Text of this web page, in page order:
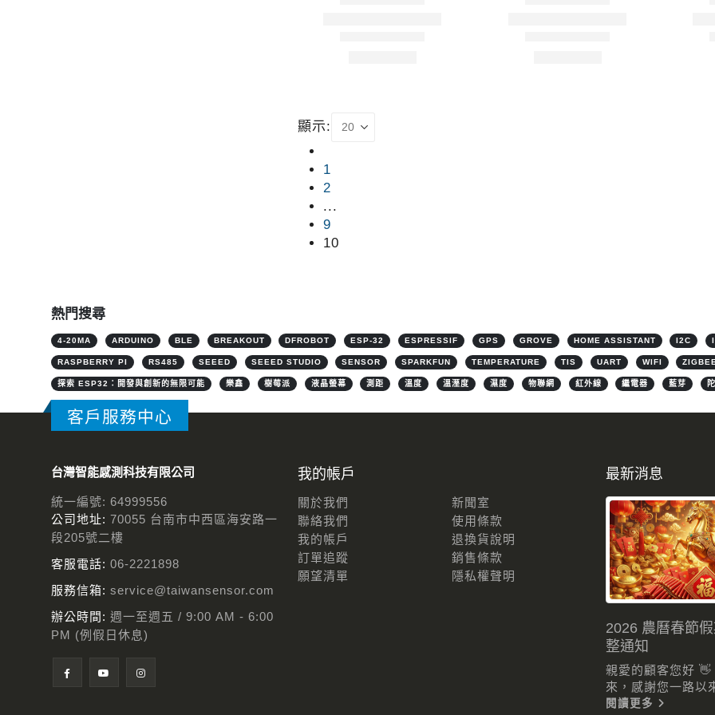
顯示:
1
2
...
9
10
熱門搜尋
4-20MA ARDUINO BLE BREAKOUT DFROBOT ESP-32 ESPRESSIF GPS GROVE HOME ASSISTANT I2C
RASPBERRY PI RS485 SEEED SEEED STUDIO SENSOR SPARKFUN TEMPERATURE TIS UART WIFI
探索 ESP32：開發與創新的無限可能 樂鑫 樹莓派 液晶螢幕 測距 溫度 溫溼度 濕度 物聯網 紅外線 繼電器 藍芽
客戶服務中心
台灣智能感測科技有限公司
統一編號: 64999556
公司地址: 70055 台南市中西區海安路一
段205號二樓
客服電話: 06-2221898
服務信箱: service@taiwansensor.com
辦公時間: 週一至週五 / 9:00 AM - 6:00
PM (例假日休息)
我的帳戶
關於我們
聯絡我們
我的帳戶
訂單追蹤
願望清單
新聞室
使用條款
退換貨說明
銷售條款
隱私權聲明
最新消息
2026 農曆春節
整通知
親愛的顧客您好 👋
來，感謝您一路以
閱讀更多